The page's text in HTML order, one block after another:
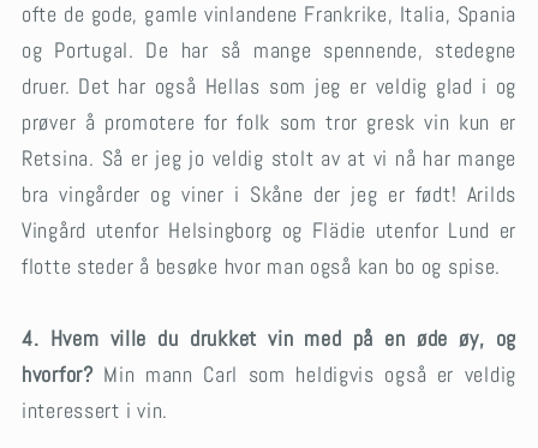
ofte de gode, gamle vinlandene Frankrike, Italia, Spania
og Portugal. De har så mange spennende, stedegne
druer. Det har også Hellas som jeg er veldig glad i og
prøver å promotere for folk som tror gresk vin kun er
Retsina. Så er jeg jo veldig stolt av at vi nå har mange
bra vingårder og viner i Skåne der jeg er født! Arilds
Vingård utenfor Helsingborg og Flädie utenfor Lund er
flotte steder å besøke hvor man også kan bo og spise.
4. Hvem ville du drukket vin med på en øde øy, og
hvorfor? Min mann Carl som heldigvis også er veldig
interessert i vin.